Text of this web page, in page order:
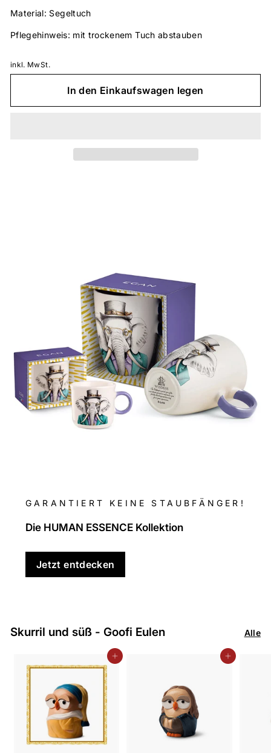
Material: Segeltuch
Pflegehinweis: mit trockenem Tuch abstauben
inkl. MwSt.
In den Einkaufswagen legen
GARANTIERT KEINE STAUBFÄNGER!
Die HUMAN ESSENCE Kollektion
Jetzt entdecken
Skurril und süß - Goofi Eulen Alle
In den Einkaufswagen legen In den Einkaufswagen legen